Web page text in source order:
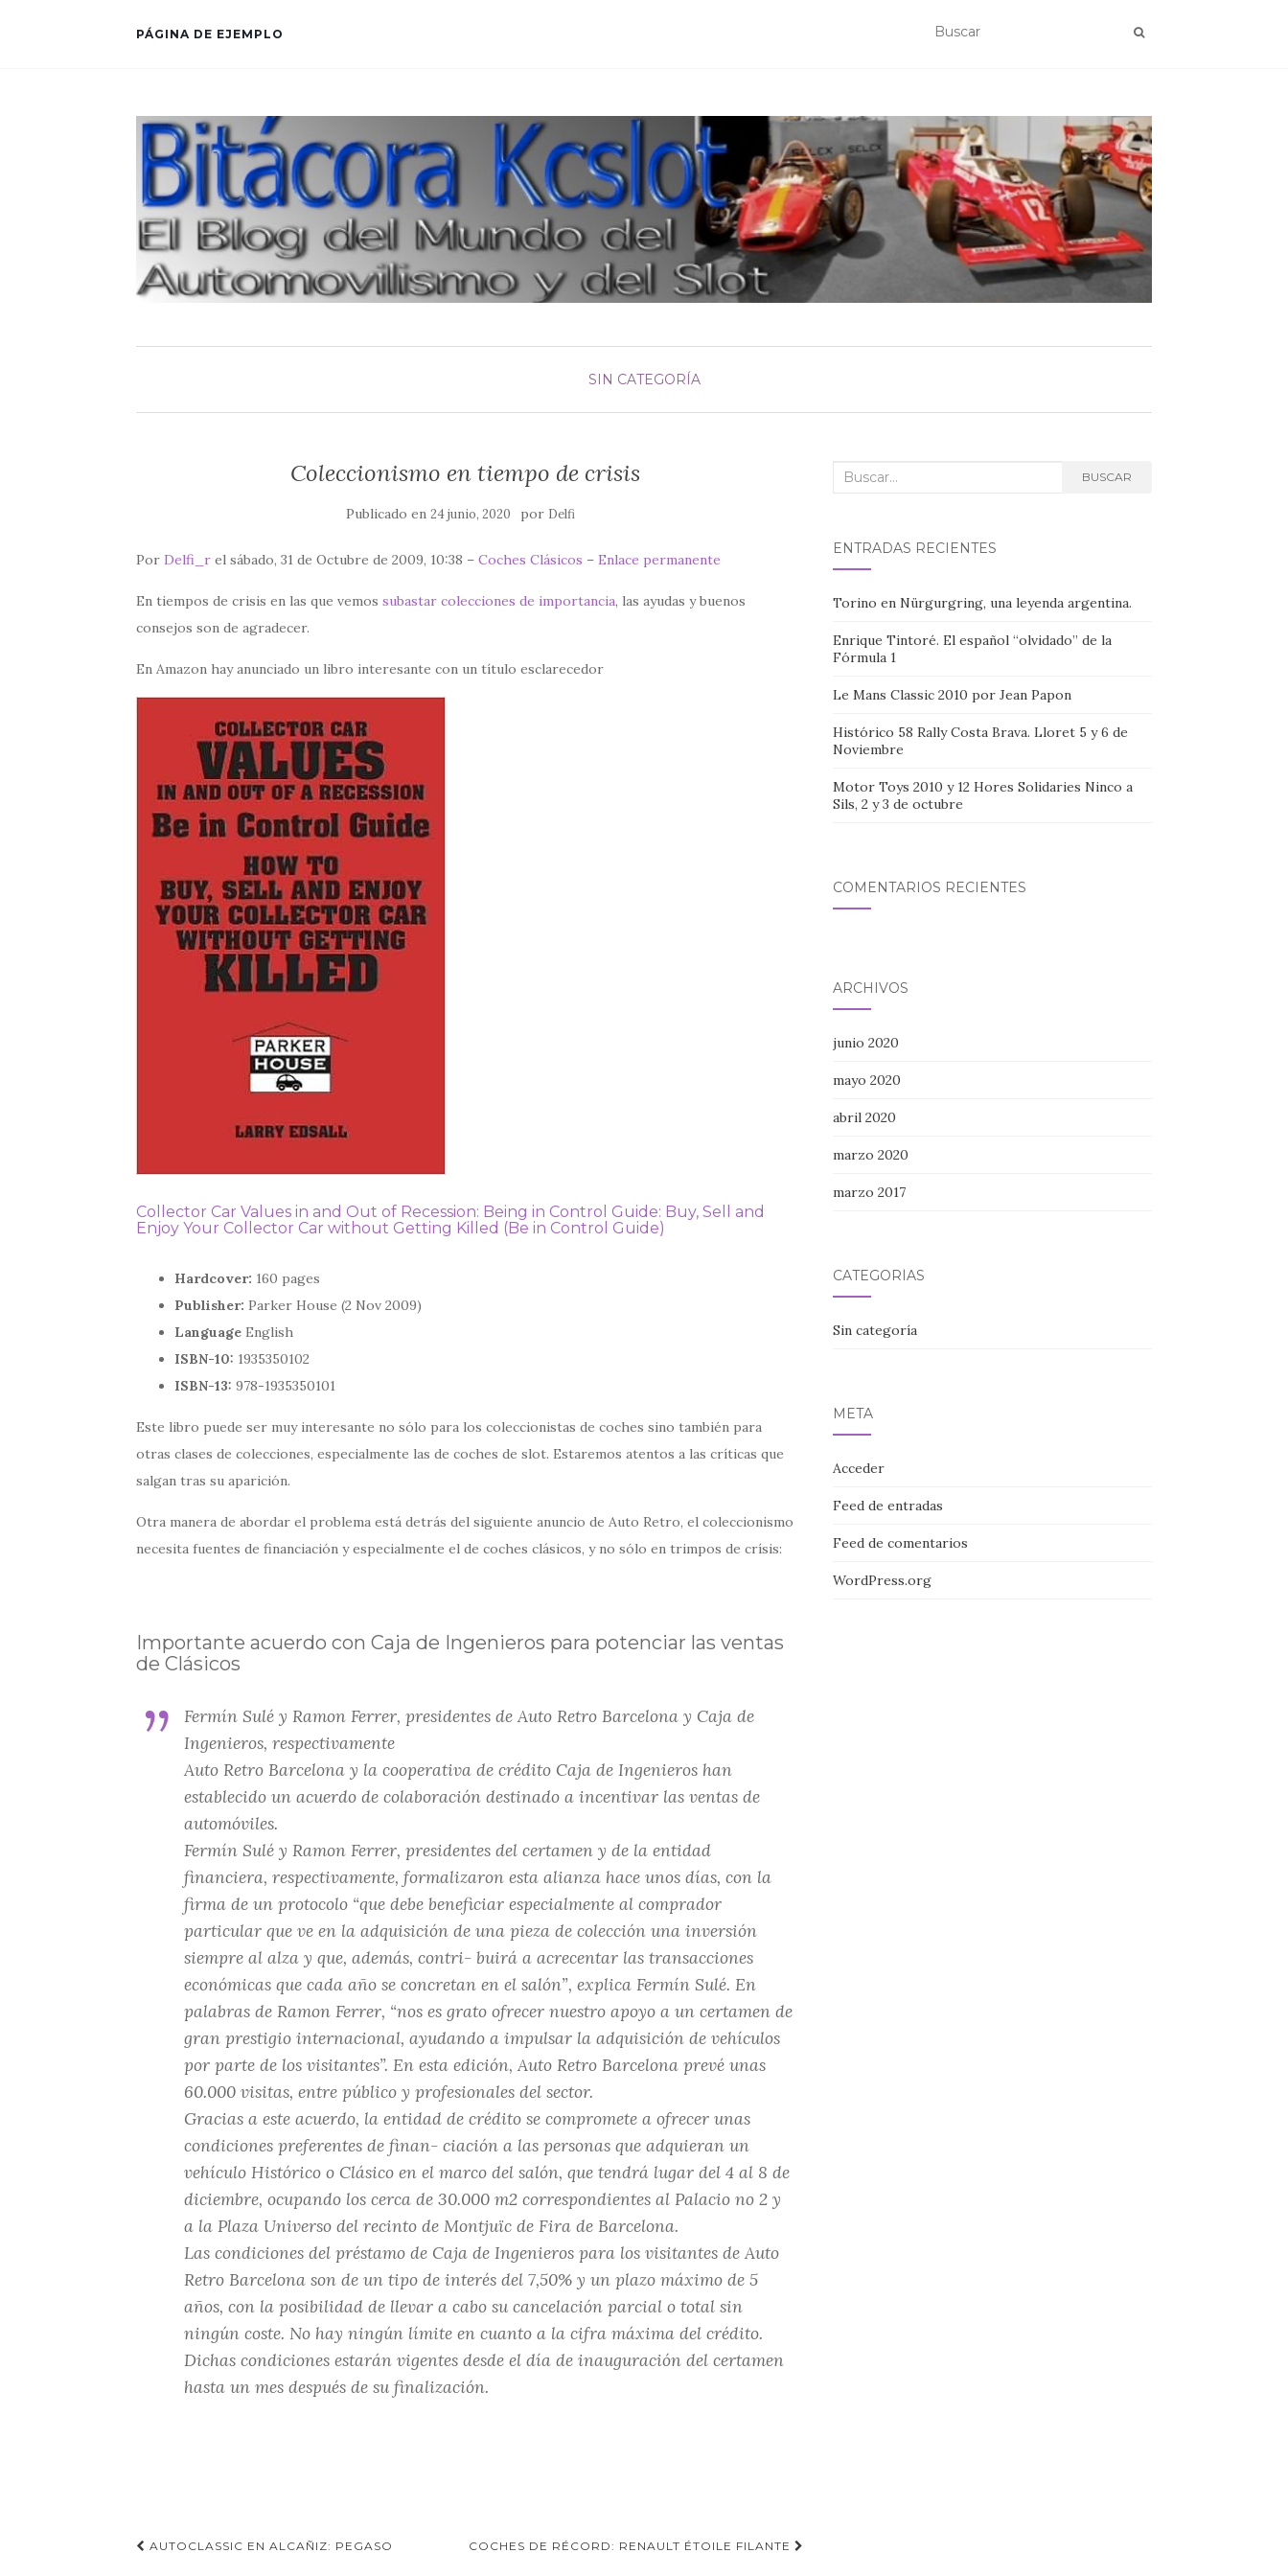
PÁGINA DE EJEMPLO
SIN CATEGORÍA
Coleccionismo en tiempo de crisis
Publicado en 24 junio, 2020 por Delfi
Por Delfi_r el sábado, 31 de Octubre de 2009, 10:38 – Coches Clásicos – Enlace permanente
En tiempos de crisis en las que vemos subastar colecciones de importancia, las ayudas y buenos
consejos son de agradecer.
En Amazon hay anunciado un libro interesante con un título esclarecedor
Collector Car Values in and Out of Recession: Being in Control Guide: Buy, Sell and
Enjoy Your Collector Car without Getting Killed (Be in Control Guide)
Hardcover: 160 pages
Publisher: Parker House (2 Nov 2009)
Language English
ISBN-10: 1935350102
ISBN-13: 978-1935350101
Este libro puede ser muy interesante no sólo para los coleccionistas de coches sino también para
otras clases de colecciones, especialmente las de coches de slot. Estaremos atentos a las críticas que
salgan tras su aparición.
Otra manera de abordar el problema está detrás del siguiente anuncio de Auto Retro, el coleccionismo
necesita fuentes de financiación y especialmente el de coches clásicos, y no sólo en trimpos de crísis:
Importante acuerdo con Caja de Ingenieros para potenciar las ventas
de Clásicos
Fermín Sulé y Ramon Ferrer, presidentes de Auto Retro Barcelona y Caja de
Ingenieros, respectivamente
Auto Retro Barcelona y la cooperativa de crédito Caja de Ingenieros han
establecido un acuerdo de colaboración destinado a incentivar las ventas de
automóviles.
Fermín Sulé y Ramon Ferrer, presidentes del certamen y de la entidad
financiera, respectivamente, formalizaron esta alianza hace unos días, con la
firma de un protocolo “que debe beneficiar especialmente al comprador
particular que ve en la adquisición de una pieza de colección una inversión
siempre al alza y que, además, contri- buirá a acrecentar las transacciones
económicas que cada año se concretan en el salón”, explica Fermín Sulé. En
palabras de Ramon Ferrer, “nos es grato ofrecer nuestro apoyo a un certamen de
gran prestigio internacional, ayudando a impulsar la adquisición de vehículos
por parte de los visitantes”. En esta edición, Auto Retro Barcelona prevé unas
60.000 visitas, entre público y profesionales del sector.
Gracias a este acuerdo, la entidad de crédito se compromete a ofrecer unas
condiciones preferentes de finan- ciación a las personas que adquieran un
vehículo Histórico o Clásico en el marco del salón, que tendrá lugar del 4 al 8 de
diciembre, ocupando los cerca de 30.000 m2 correspondientes al Palacio no 2 y
a la Plaza Universo del recinto de Montjuïc de Fira de Barcelona.
Las condiciones del préstamo de Caja de Ingenieros para los visitantes de Auto
Retro Barcelona son de un tipo de interés del 7,50% y un plazo máximo de 5
años, con la posibilidad de llevar a cabo su cancelación parcial o total sin
ningún coste. No hay ningún límite en cuanto a la cifra máxima del crédito.
Dichas condiciones estarán vigentes desde el día de inauguración del certamen
hasta un mes después de su finalización.
Navegación
AUTOCLASSIC EN ALCAÑIZ: PEGASO COCHES DE RÉCORD: RENAULT ÉTOILE FILANTE
Buscar: BUSCAR
ENTRADAS RECIENTES
Torino en Nürgurgring, una leyenda argentina.
Enrique Tintoré. El español “olvidado” de la
Fórmula 1
Le Mans Classic 2010 por Jean Papon
Histórico 58 Rally Costa Brava. Lloret 5 y 6 de
Noviembre
Motor Toys 2010 y 12 Hores Solidaries Ninco a
Sils, 2 y 3 de octubre
COMENTARIOS RECIENTES
ARCHIVOS
junio 2020
mayo 2020
abril 2020
marzo 2020
marzo 2017
CATEGORÍAS
Sin categoría
META
Acceder
Feed de entradas
Feed de comentarios
WordPress.org